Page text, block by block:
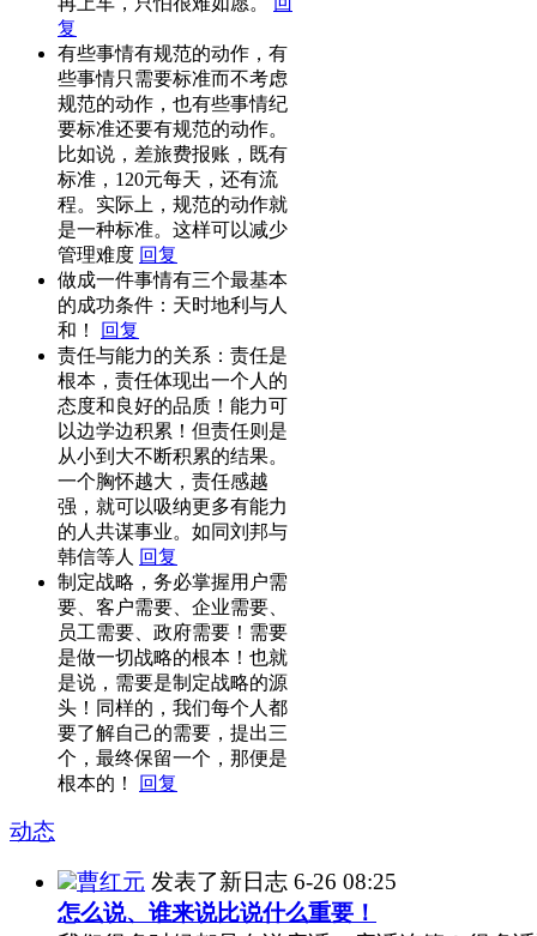
复
有些事情有规范的动作，有
些事情只需要标准而不考虑
规范的动作，也有些事情纪
要标准还要有规范的动作。
比如说，差旅费报账，既有
标准，120元每天，还有流
程。实际上，规范的动作就
是一种标准。这样可以减少
管理难度 回复
做成一件事情有三个最基本
的成功条件：天时地利与人
和！
回复
责任与能力的关系：责任是
根本，责任体现出一个人的
态度和良好的品质！能力可
以边学边积累！但责任则是
从小到大不断积累的结果。
一个胸怀越大，责任感越
强，就可以吸纳更多有能力
的人共谋事业。如同刘邦与
韩信等人 回复
制定战略，务必掌握用户需
要、客户需要、企业需要、
员工需要、政府需要！需要
是做一切战略的根本！也就
是说，需要是制定战略的源
头！同样的，我们每个人都
要了解自己的需要，提出三
个，最终保留一个，那便是
根本的！
回复
动态
曹红元 发表了新日志 6-26 08:25
怎么说、谁来说比说什么重要！